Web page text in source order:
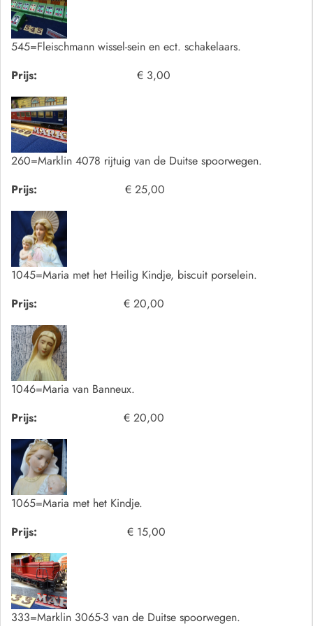
545=Fleischmann wissel-sein en ect. schakelaars.
Prijs:
€ 3,00
260=Marklin 4078 rijtuig van de Duitse spoorwegen.
Prijs:
€ 25,00
1045=Maria met het Heilig Kindje, biscuit porselein.
Prijs:
€ 20,00
1046=Maria van Banneux.
Prijs:
€ 20,00
1065=Maria met het Kindje.
Prijs:
€ 15,00
333=Marklin 3065-3 van de Duitse spoorwegen.